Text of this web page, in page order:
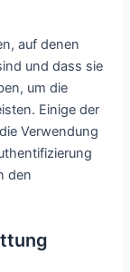
auf denen
und dass sie
um die
Einige der
Verwendung
den